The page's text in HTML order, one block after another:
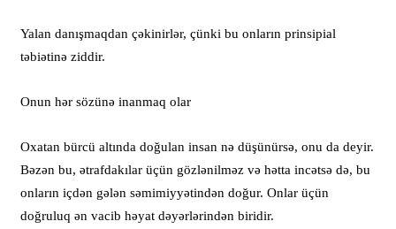
Yalan danışmaqdan çəkinirlər, çünki bu onların prinsipial
təbiətinə ziddir.
Onun hər sözünə inanmaq olar
Oxatan bürcü altında doğulan insan nə düşünürsə, onu da deyir.
Bəzən bu, ətrafdakılar üçün gözlənilməz və hətta incətsə də, bu
onların içdən gələn səmimiyyətindən doğur. Onlar üçün
doğruluq ən vacib həyat dəyərlərindən biridir.